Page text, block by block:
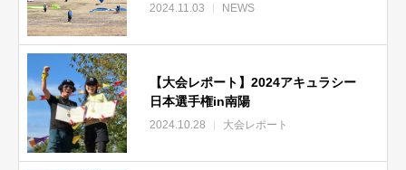
2024.11.03 NEWS
【大会レポート】2024アキュラシー
日本選手権in南陽
2024.10.28 大会レポート